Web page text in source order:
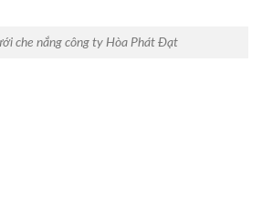
che nắng công ty Hòa Phát Đạt